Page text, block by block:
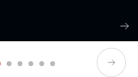
ングトレイル
コース